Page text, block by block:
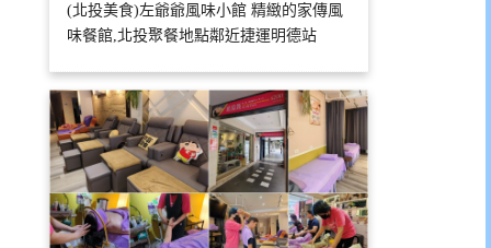
(北投美食)左爺爺風味小館 精緻的家傳風
味餐館,北投聚餐地點鄰近捷運明德站